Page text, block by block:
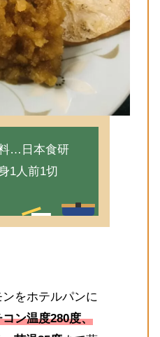
…日本食研
1人前1切
をホテルパンに
コン温度280度、